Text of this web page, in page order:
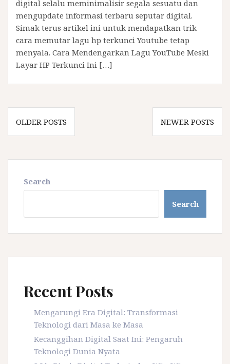
digital selalu meminimalisir segala sesuatu dan
mengupdate informasi terbaru seputar digital.
Simak terus artikel ini untuk mendapatkan trik
cara memutar lagu hp terkunci Youtube tetap
menyala. Cara Mendengarkan Lagu YouTube Meski
Layar HP Terkunci Ini […]
Posts
navigation
OLDER POSTS NEWER POSTS
Search
Search
Recent Posts
Mengarungi Era Digital: Transformasi
Teknologi dari Masa ke Masa
Kecanggihan Digital Saat Ini: Pengaruh
Teknologi Dunia Nyata